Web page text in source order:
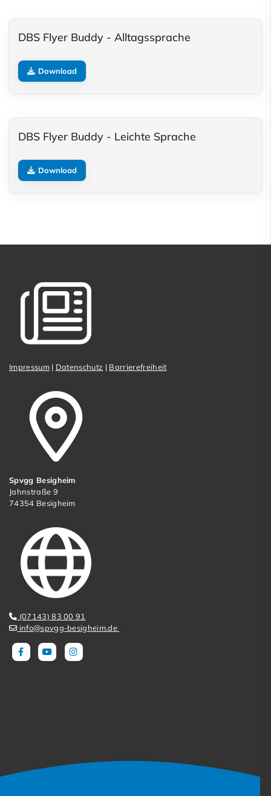
DBS Flyer Buddy - Alltagssprache
Download
DBS Flyer Buddy - Leichte Sprache
Download
Impressum| Datenschutz | Barrierefreiheit
Spvgg Besigheim
Jahnstraße 9
74354 Besigheim
(07143) 83 00 91
info@spvgg-besigheim.de